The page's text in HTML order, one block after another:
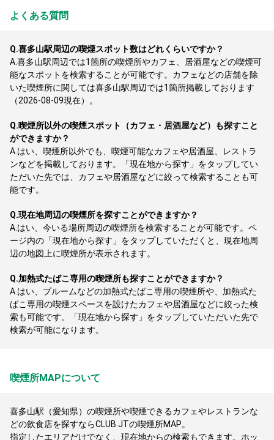
よくある質問
Q.喜多山駅周辺の喫煙スポット数はどれくらいですか？
A.喜多山駅周辺では1箇所の喫煙所やカフェ、居酒屋などの喫煙可
能なスポットを検索することが可能です。カフェなどの店舗を除
いた喫煙所に関しては喜多山駅周辺では1箇所掲載しております
（2026-08-09現在）。
Q.喫煙所以外の喫煙スポット（カフェ・居酒屋など）も探すこと
ができますか？
A. はい、喫煙所以外でも、喫煙可能なカフェや居酒屋、レストラ
ンなどを掲載しております。「現在地から探す」をタップしてい
ただいた先では、カフェや居酒屋などに絞って検索することも可
能です。
Q.現在地周辺の喫煙所を探すことができますか？
A. はい、今いる場所周辺の喫煙所を検索することが可能です。ペ
ージ内の「現在地から探す」をタップしていただくと、現在地周
辺の地図上に喫煙所が表示されます。
Q.加熱式たばこ専用の喫煙所も探すことができますか？
A. はい、プルームなどの加熱式たばこ専用の喫煙所や、加熱式た
ばこ専用の喫煙スペースを設けたカフェや居酒屋などに絞った検
索も可能です。「現在地から探す」をタップしていただいた先で
検索が可能になります。
喫煙所MAPについて
喜多山駅（愛知県）の喫煙所や喫煙できるカフェやレストランな
どの飲食店を探すならCLUB JTの喫煙所MAP。
指定したエリアだけでなく、現在地からの検索もできます。ホッ